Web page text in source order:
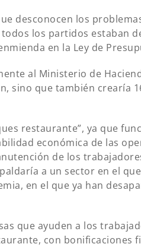
desconocen los
los partidos estaban
en la Ley de
al Ministerio de
sino que también crearía
restaurante”, ya que
económica de las
de los
a un sector en el
en el que ya han
que ayuden a los
con bonificaciones